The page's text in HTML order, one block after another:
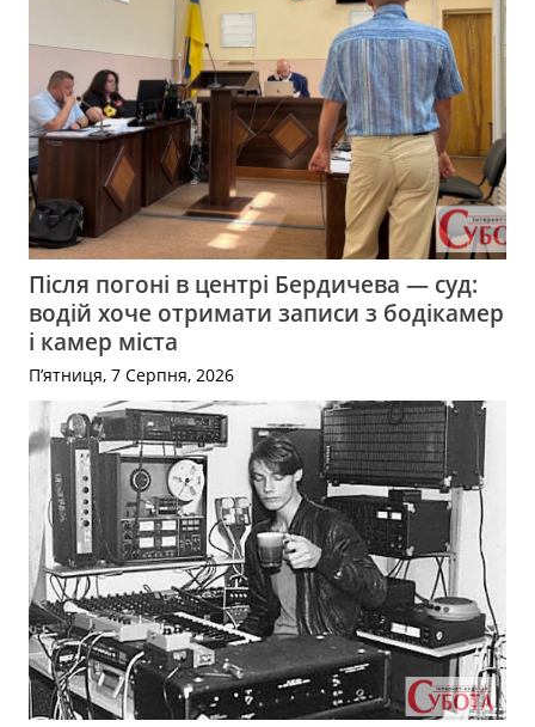
Після погоні в центрі Бердичева — суд:
водій хоче отримати записи з бодікамер
і камер міста
П’ятниця, 7 Серпня, 2026